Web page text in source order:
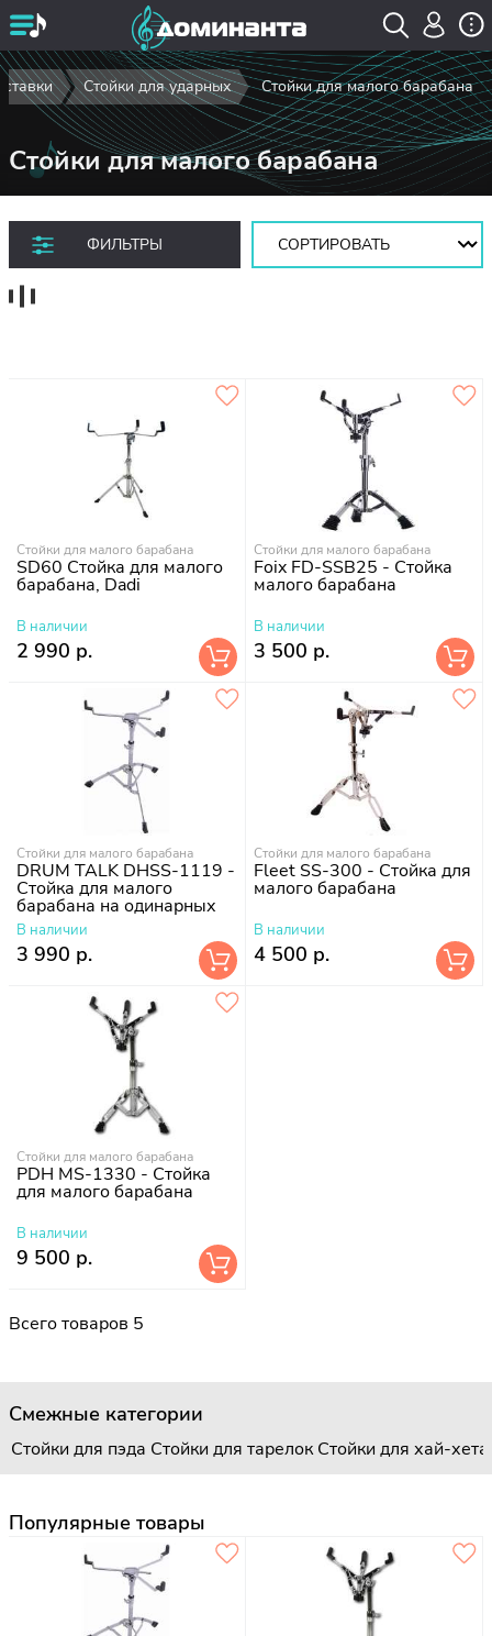
Стойки для ударных Стойки для малого барабана
Стойки для малого барабана
ФИЛЬТРЫ
Сортировать:
Стойки для малого барабана
SD60 Стойка для малого
барабана, Dadi
В наличии
2 990 р.
Стойки для малого барабана
Foix FD-SSB25 - Стойка
малого барабана
В наличии
3 500 р.
Стойки для малого барабана
DRUM TALK DHSS-1119 -
Стойка для малого
барабана на одинарных
ножках Blue Star
В наличии
3 990 р.
Стойки для малого барабана
Fleet SS-300 - Стойка для
малого барабана
В наличии
4 500 р.
Стойки для малого барабана
PDH MS-1330 - Стойка
для малого барабана
В наличии
9 500 р.
Всего товаров 5
Смежные категории
Стойки для пэда Стойки для тарелок Стойки для хай-хета
Популярные товары